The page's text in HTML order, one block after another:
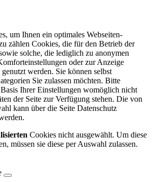
um Ihnen ein optimales Webseiten-
zählen Cookies, die für den Betrieb der
solche, die lediglich zu anonymen
oder zur Anzeige
werden. Sie können selbst
Sie zulassen möchten. Bitte
Basis Ihrer Einstellungen womöglich nicht
der Seite zur Verfügung stehen. Die von
kann über die Seite Datenschutz
Cookies nicht ausgewählt. Um diese
müssen sie diese per Auswahl zulassen.